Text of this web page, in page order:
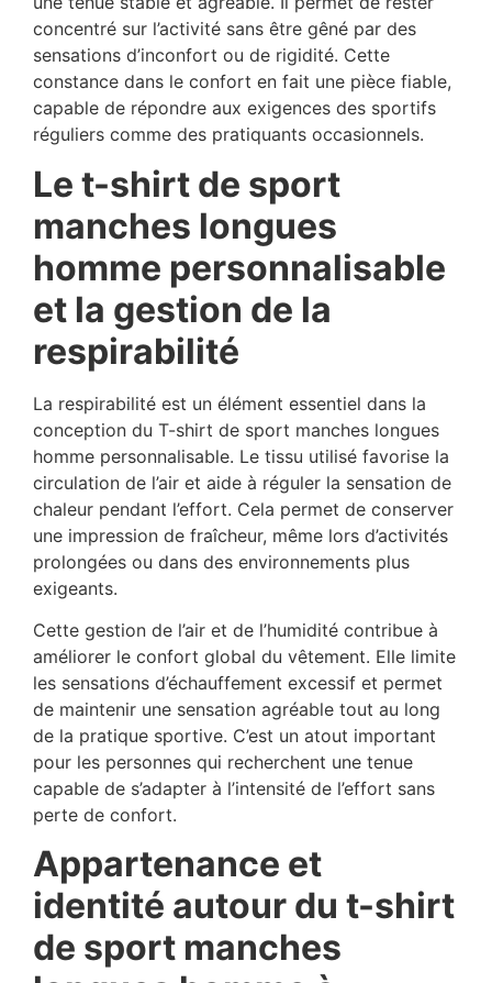
concentré sur l’activité sans être gêné par des
sensations d’inconfort ou de rigidité. Cette
constance dans le confort en fait une pièce fiable,
capable de répondre aux exigences des sportifs
réguliers comme des pratiquants occasionnels.
Le t-shirt de sport
manches longues
homme personnalisable
et la gestion de la
respirabilité
La respirabilité est un élément essentiel dans la
conception du T-shirt de sport manches longues
homme personnalisable. Le tissu utilisé favorise la
circulation de l’air et aide à réguler la sensation de
chaleur pendant l’effort. Cela permet de conserver
une impression de fraîcheur, même lors d’activités
prolongées ou dans des environnements plus
exigeants.
Cette gestion de l’air et de l’humidité contribue à
améliorer le confort global du vêtement. Elle limite
les sensations d’échauffement excessif et permet
de maintenir une sensation agréable tout au long
de la pratique sportive. C’est un atout important
pour les personnes qui recherchent une tenue
capable de s’adapter à l’intensité de l’effort sans
perte de confort.
Appartenance et
identité autour du t-shirt
de sport manches